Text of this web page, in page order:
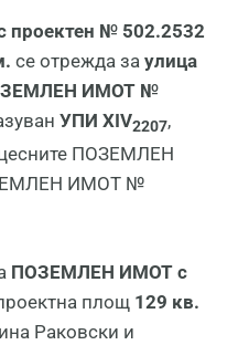
№ 502.2532
се отрежда за улица
ИМОТ №
УПИ XIV2207,
ПОЗЕМЛЕН
ИМОТ №
ПОЗЕМЛЕН ИМОТ с
площ 129 кв.
Раковски и